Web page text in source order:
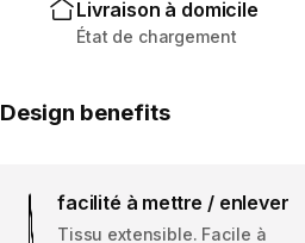
Livraison à domicile
État de chargement
Design benefits
facilité à mettre / enlever
Tissu extensible. Facile à